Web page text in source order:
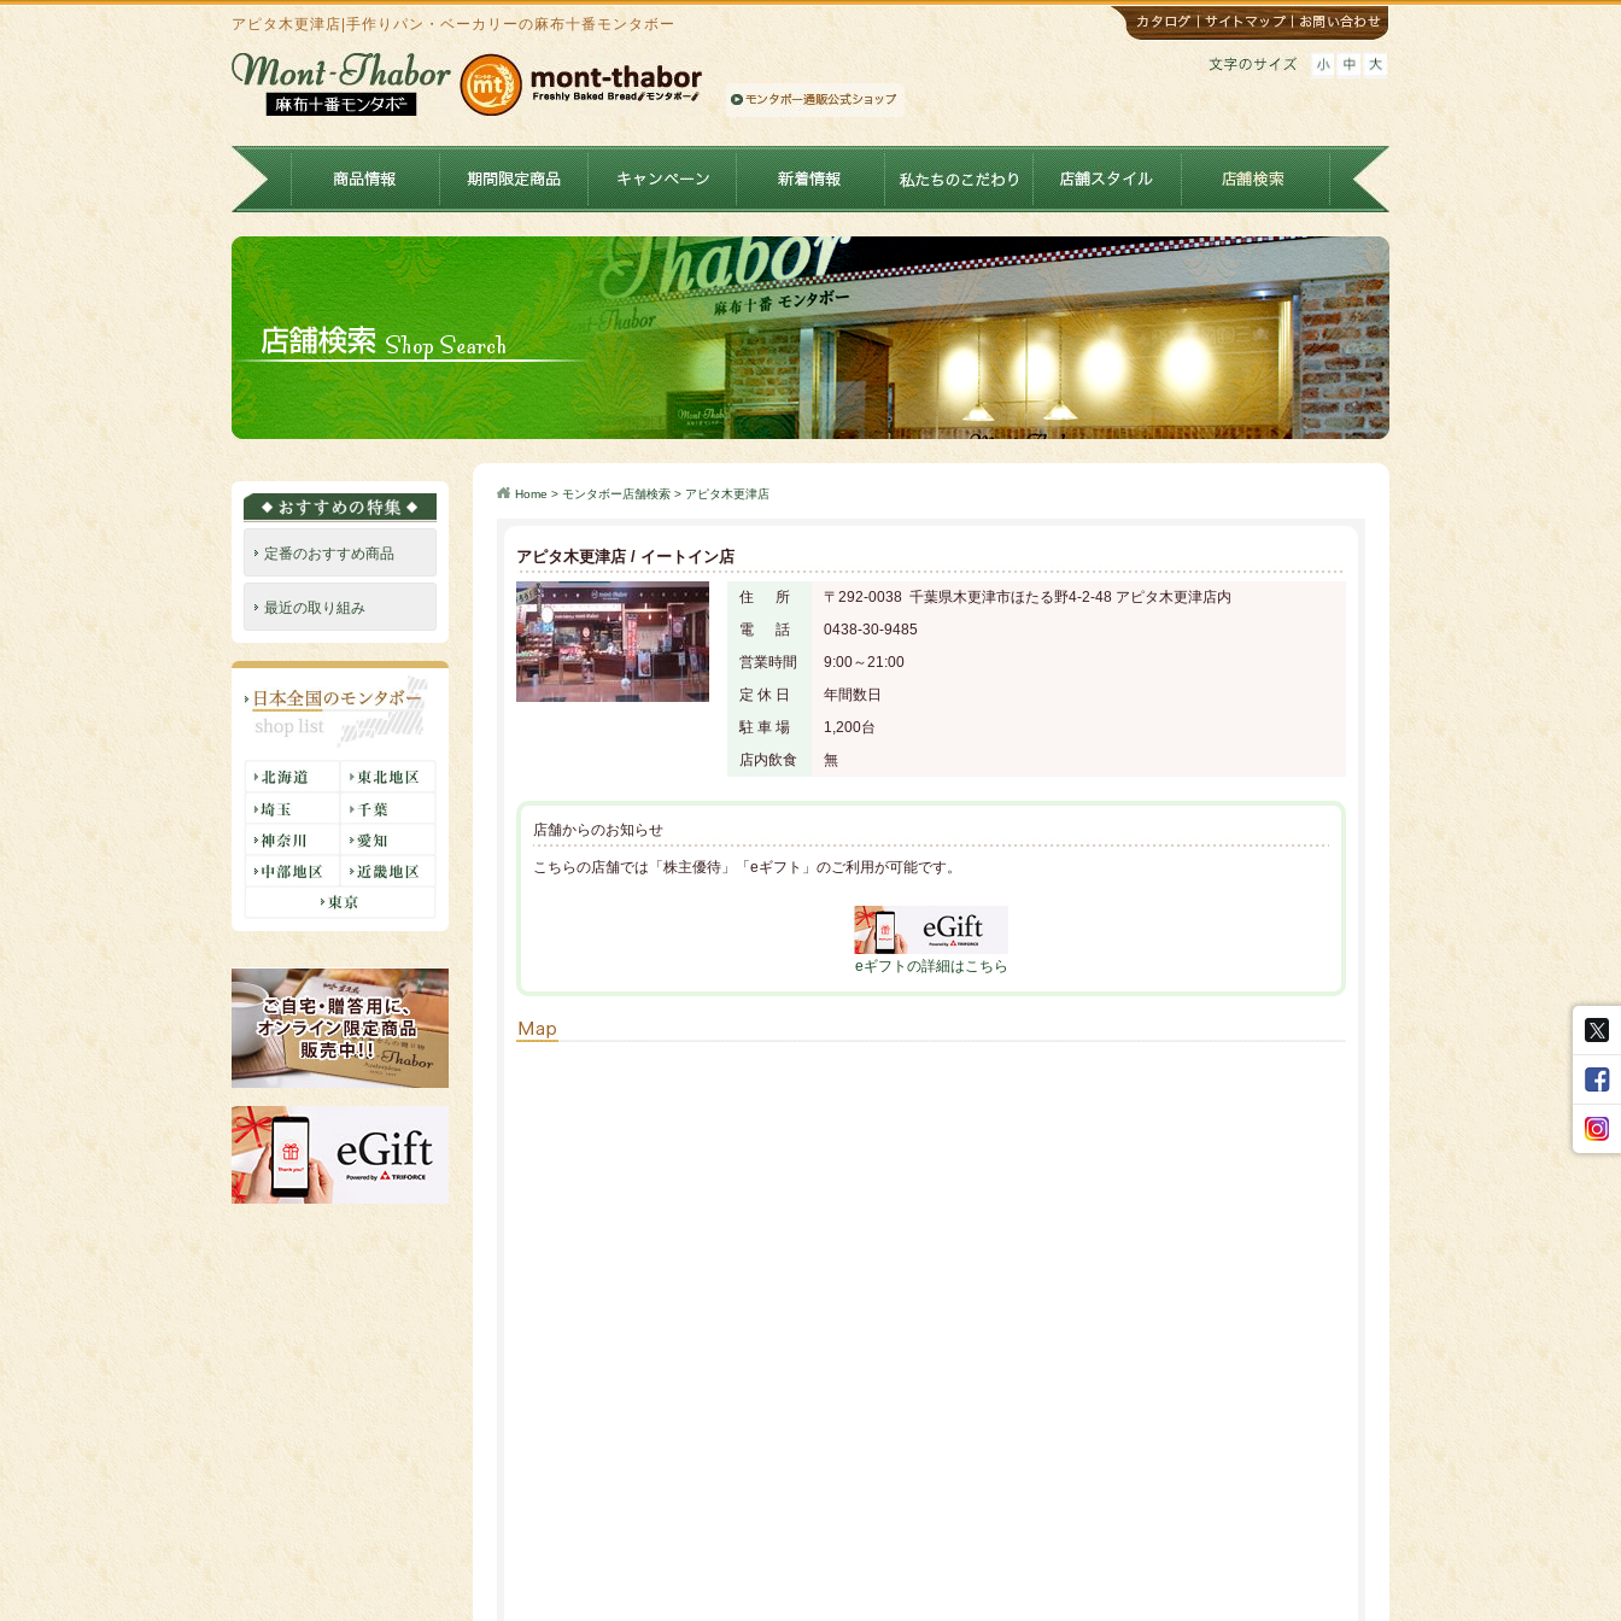
アピタ木更津店|手作りパン・ベーカリーの麻布十番モンタボー
Home > モンタボー店舗検索 > アピタ木更津店
アピタ木更津店 / イートイン店
住 所
〒292-0038 千葉県木更津市ほたる野4-2-48 アピタ木更津店内
電 話
0438-30-9485
営業時間
9:00～21:00
定 休 日
年間数日
駐 車 場
1,200台
店内飲食
無
店舗からのお知らせ
こちらの店舗では「株主優待」「eギフト」のご利用が可能です。
eギフトの詳細はこちら
定番のおすすめ商品
最近の取り組み